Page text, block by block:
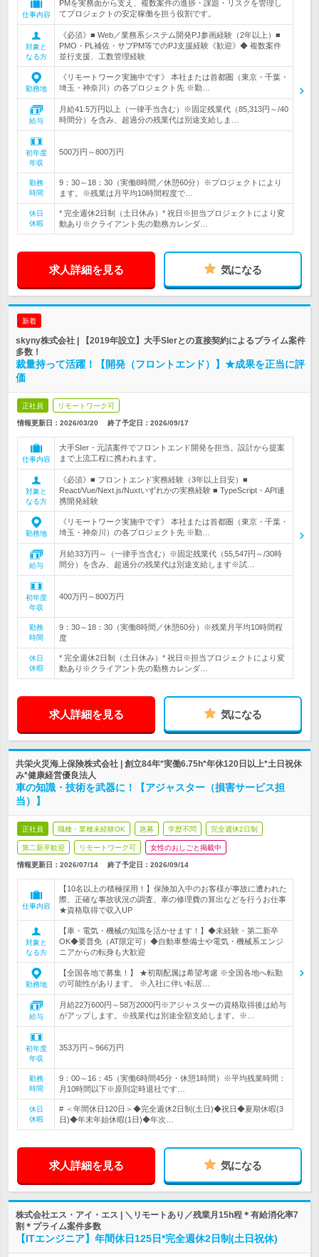
仕事内容
PMを実務面から支え、複数案件の進捗・課題・リスクを管理し
てプロジェクトの安定稼働を担う役割です。
対象と
なる方
《必須》■ Web／業務系システム開発PJ参画経験（2年以上）■
PMO・PL補佐・サブPM等でのPJ支援経験《歓迎》◆ 複数案件
並行支援、工数管理経験
勤務地
《リモートワーク実施中です》 本社または首都圏（東京・千葉・
埼玉・神奈川）の各プロジェクト先 ※勤…
給与
月給41.5万円以上（一律手当含む）※固定残業代（85,313円～/40
時間分）を含み、超過分の残業代は別途支給しま…
初年度
年収
500万円～800万円
勤務
時間
9：30～18：30（実働8時間／休憩60分）※プロジェクトにより
ます。※残業は月平均10時間程度で…
休日
休暇
* 完全週休2日制（土日休み）* 祝日※担当プロジェクトにより変
動あり※クライアント先の勤務カレンダ…
求人詳細を見る 気になる
新着
skyny株式会社 | 【2019年設立】大手SIerとの直接契約によるプライム案件
多数！
裁量持って活躍！【開発（フロントエンド）】★成果を正当に評
価
正社員 リモートワーク可
情報更新日：2026/03/20 終了予定日： 2026/09/17
仕事内容
大手SIer・元請案件でフロントエンド開発を担当。設計から提案
まで上流工程に携われます。
対象と
なる方
《必須》■ フロントエンド実務経験（3年以上目安）■
React/Vue/Next.js/Nuxtいずれかの実務経験 ■ TypeScript・API連
携開発経験
勤務地
《リモートワーク実施中です》 本社または首都圏（東京・千葉・
埼玉・神奈川）の各プロジェクト先 ※勤…
給与
月給33万円～（一律手当含む）※固定残業代（55,547円～/30時
間分）を含み、超過分の残業代は別途支給します※試…
初年度
年収
400万円～800万円
勤務
時間
9：30～18：30（実働8時間／休憩60分）※残業月平均10時間程
度
休日
休暇
* 完全週休2日制（土日休み）* 祝日※担当プロジェクトにより変
動あり※クライアント先の勤務カレンダ…
求人詳細を見る 気になる
共栄火災海上保険株式会社 | 創立84年*実働6.75h*年休120日以上*土日祝休
み*健康経営優良法人
車の知識・技術を武器に！【アジャスター（損害サービス担
当）】
正社員 職種・業種未経験OK 急募 学歴不問 完全週休2日制
第二新卒歓迎 リモートワーク可 女性のおしごと掲載中
情報更新日：2026/07/14 終了予定日： 2026/09/14
仕事内容
【10名以上の積極採用！】保険加入中のお客様が事故に遭われた
際、正確な事故状況の調査、車の修理費の算出などを行うお仕事
★資格取得で収入UP
対象と
なる方
【車・電気・機械の知識を活かせます！】◆未経験・第二新卒
OK◆要普免（AT限定可）◆自動車整備士や電気・機械系エンジ
ニアからの転身も大歓迎
勤務地
【全国各地で募集！】 ★初期配属は希望考慮 ※全国各地へ転勤
の可能性があります。 ※入社に伴い転居…
給与
月給22万600円～58万2000円※アジャスターの資格取得後は給与
がアップします。※残業代は別途全額支給します。※…
初年度
年収
353万円～966万円
勤務
時間
9：00～16：45（実働6時間45分・休憩1時間）※平均残業時間：
月10時間以下※原則定時退社です…
休日
休暇
# ＜年間休日120日＞◆完全週休2日制(土日)◆祝日◆夏期休暇(3
日)◆年末年始休暇(1日)◆年次…
求人詳細を見る 気になる
株式会社エス・アイ・エス | ＼リモートあり／残業月15h程＊有給消化率7
割＊プライム案件多数
【ITエンジニア】年間休日125日*完全週休2日制(土日祝休)